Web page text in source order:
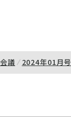
議 2024年01月号